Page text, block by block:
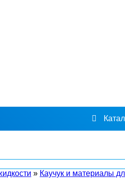
» Каучук и материалы